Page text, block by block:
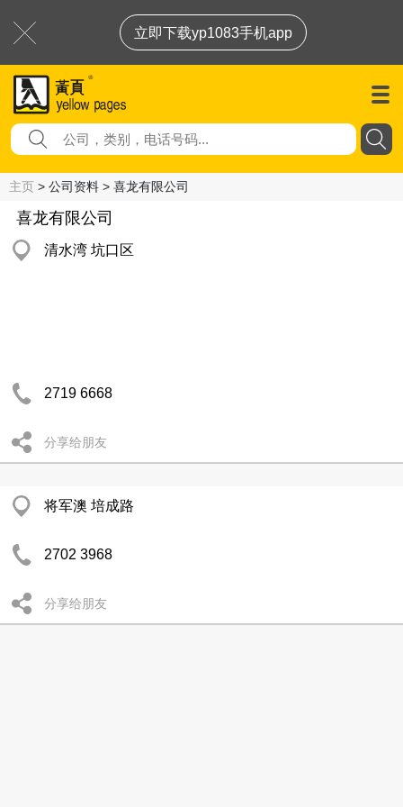
立即下载yp1083手机app
主页 > 公司资料 > 喜龙有限公司
喜龙有限公司
清水湾 坑口区
2719 6668
分享给朋友
将军澳 培成路
2702 3968
分享给朋友